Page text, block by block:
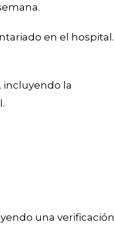
en el hospital.
la
una verificación